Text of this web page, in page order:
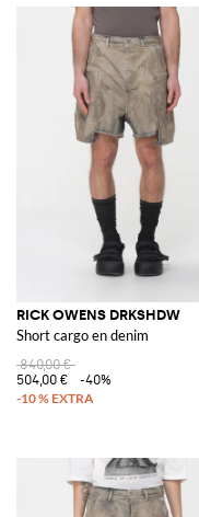
RICK OWENS DRKSHDW
Short cargo en denim
840,00 €
504,00 €
-40%